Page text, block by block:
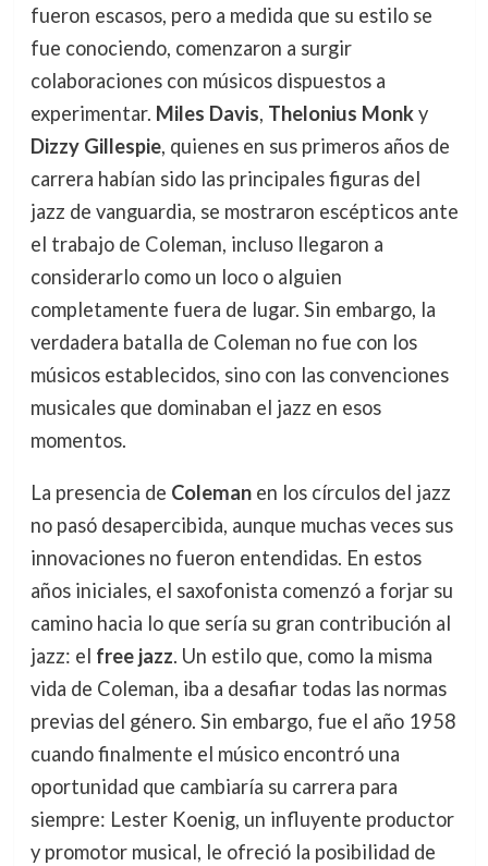
fueron escasos, pero a medida que su estilo se
fue conociendo, comenzaron a surgir
colaboraciones con músicos dispuestos a
experimentar. Miles Davis, Thelonius Monky
Dizzy Gillespie, quienes en sus primeros años de
carrera habían sido las principales figuras del
jazz de vanguardia, se mostraron escépticos ante
el trabajo de Coleman, incluso llegaron a
considerarlo como un loco o alguien
completamente fuera de lugar. Sin embargo, la
verdadera batalla de Coleman no fue con los
músicos establecidos, sino con las convenciones
musicales que dominaban el jazz en esos
momentos.
La presencia de Colemanen los círculos del jazz
no pasó desapercibida, aunque muchas veces sus
innovaciones no fueron entendidas. En estos
años iniciales, el saxofonista comenzó a forjar su
camino hacia lo que sería su gran contribución al
jazz: el free jazz. Un estilo que, como la misma
vida de Coleman, iba a desafiar todas las normas
previas del género. Sin embargo, fue el año 1958
cuando finalmente el músico encontró una
oportunidad que cambiaría su carrera para
siempre: Lester Koenig, un influyente productor
y promotor musical, le ofreció la posibilidad de